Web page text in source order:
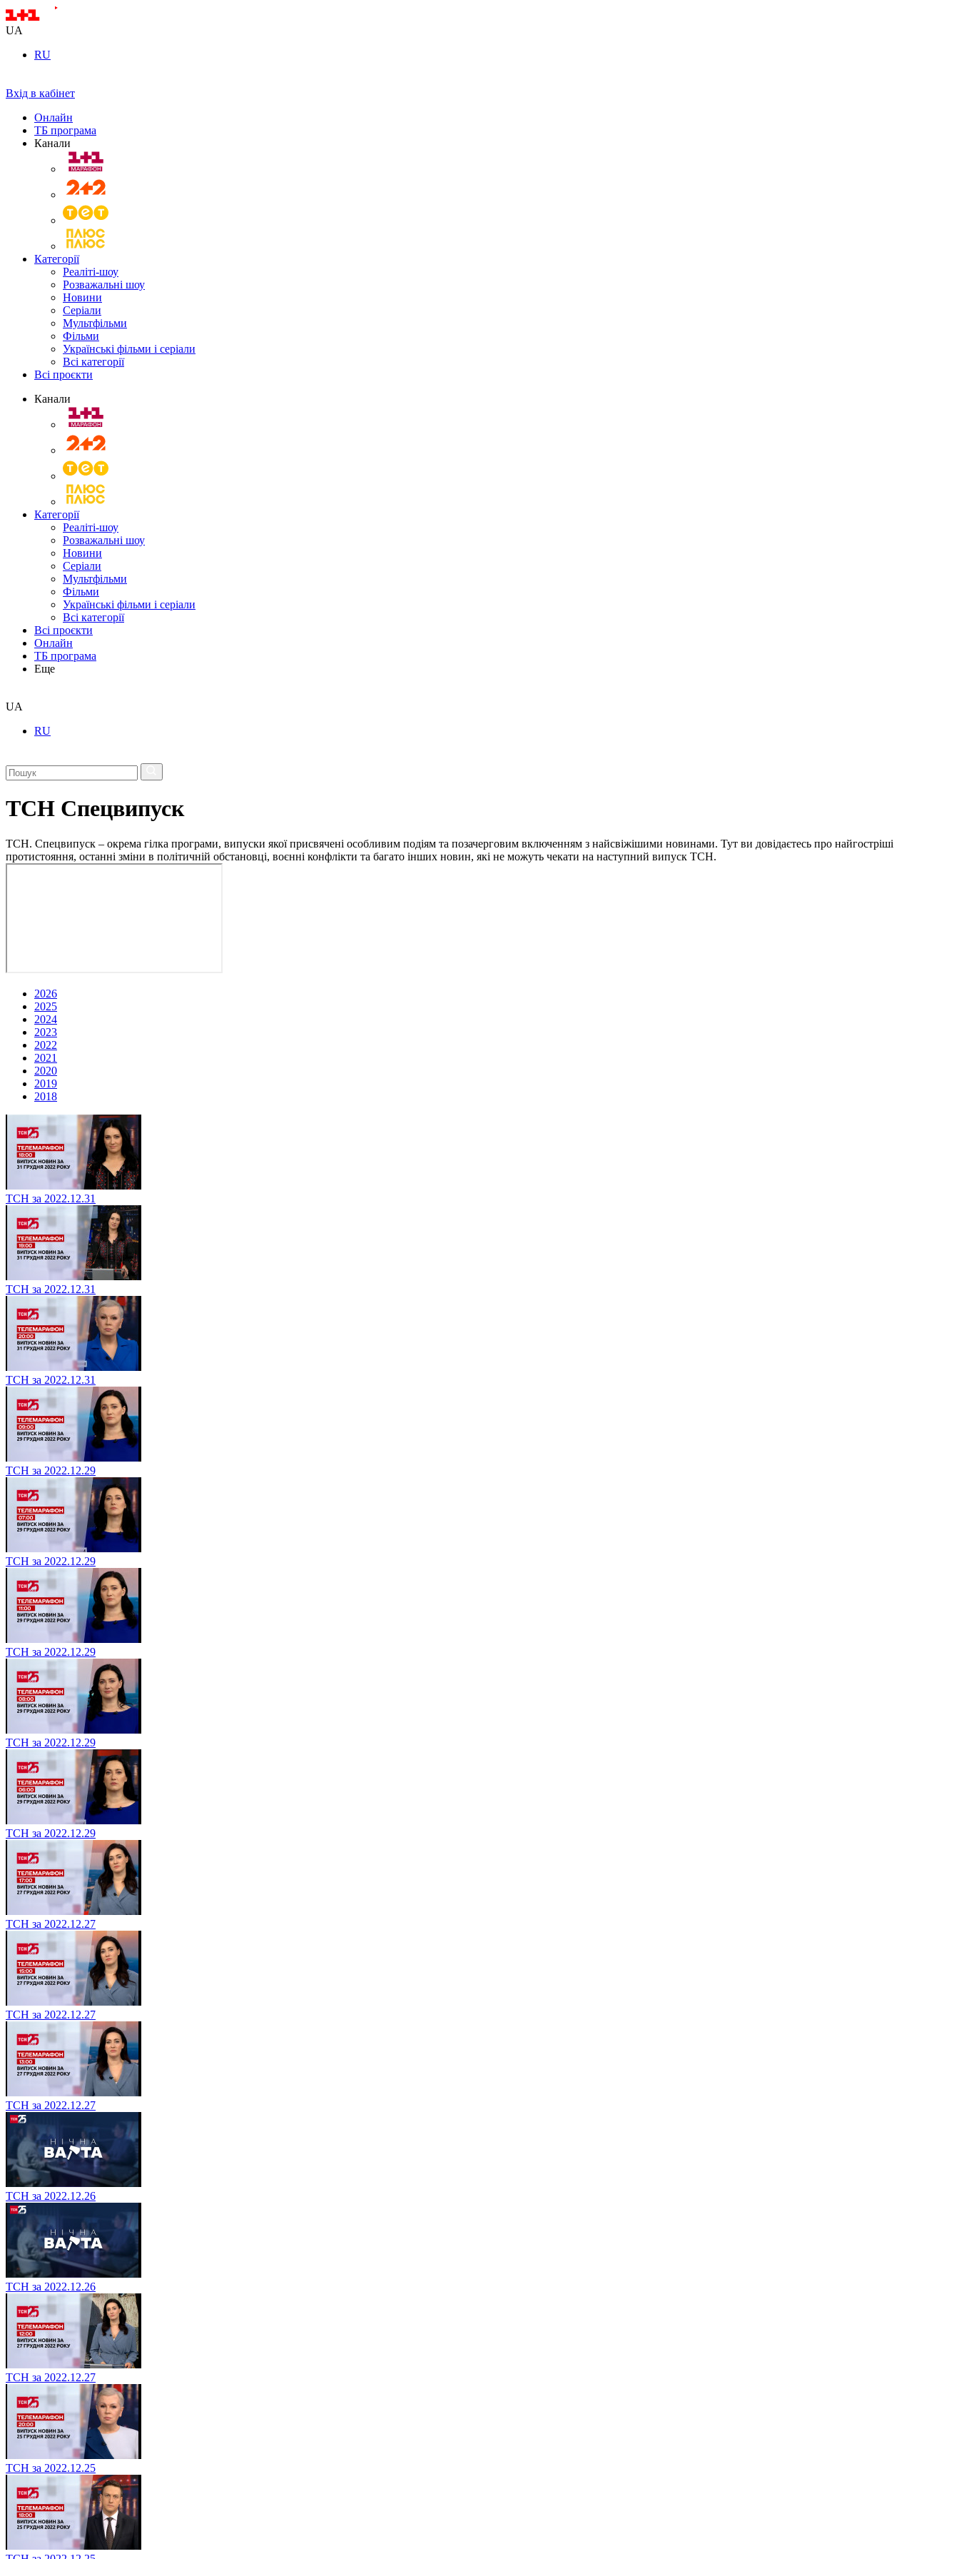
UA
RU
Вхід в кабінет
Онлайн
ТБ програма
Канали
Категорії
Реаліті-шоу
Розважальні шоу
Новини
Серіали
Мультфільми
Фільми
Українські фільми і серіали
Всі категорії
Всі проєкти
Канали
Категорії
Реаліті-шоу
Розважальні шоу
Новини
Серіали
Мультфільми
Фільми
Українські фільми і серіали
Всі категорії
Всі проєкти
Онлайн
ТБ програма
Еще
UA
RU
ТСН Спецвипуск
ТСН. Спецвипуск – окрема гілка програми, випуски якої присвячені особливим подіям та позачерговим включенням з найсвіжішими новинами. Тут ви довідаєтесь про найгостріші
протистояння, останні зміни в політичній обстановці, воєнні конфлікти та багато інших новин, які не можуть чекати на наступний випуск ТСН.
2026
2025
2024
2023
2022
2021
2020
2019
2018
ТСН за 2022.12.31
ТСН за 2022.12.31
ТСН за 2022.12.31
ТСН за 2022.12.29
ТСН за 2022.12.29
ТСН за 2022.12.29
ТСН за 2022.12.29
ТСН за 2022.12.29
ТСН за 2022.12.27
ТСН за 2022.12.27
ТСН за 2022.12.27
ТСН за 2022.12.26
ТСН за 2022.12.26
ТСН за 2022.12.27
ТСН за 2022.12.25